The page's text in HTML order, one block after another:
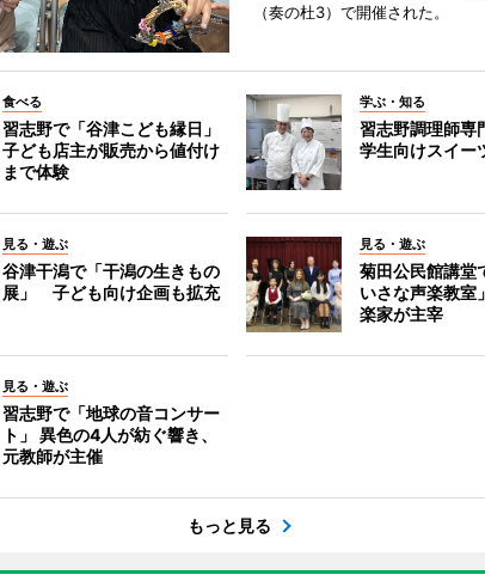
（奏の杜3）で開催された。
食べる
習志野で「谷津こども縁日」
子ども店主が販売から値付け
まで体験
学ぶ・知る
習志野調理師専
学生向けスイー
見る・遊ぶ
谷津干潟で「干潟の生きもの
展」 子ども向け企画も拡充
見る・遊ぶ
菊田公民館講堂
いさな声楽教
楽家が主宰
見る・遊ぶ
習志野で「地球の音コンサー
ト」 異色の4人が紡ぐ響き、
元教師が主催
もっと見る